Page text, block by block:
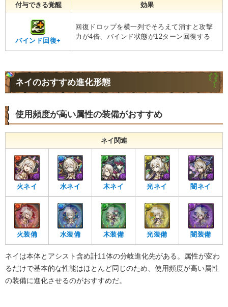
付与できる覚醒 効果
バインド回復+
回復ドロップを横一列でそろえて消すと攻撃
力が4倍、バインド状態が12ターン回復する
ネイのおすすめ進化形態
使用頻度が高い属性の装備がおすすめ
ネイ関連
火ネイ 水ネイ 木ネイ 光ネイ 闇ネイ
火装備 水装備 木装備 光装備 闇装備
ネイは本体とアシスト含め計11体の分岐進化先がある。属性が変わ
るだけで基本的な性能はほとんど同じのため、使用頻度が高い属性
の装備に進化させるのがおすすめだ。